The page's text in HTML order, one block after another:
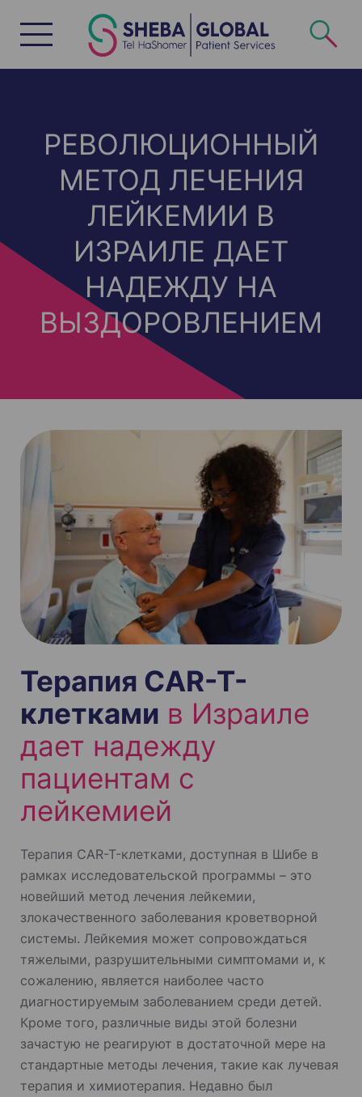
c
РЕВОЛЮЦИОННЫЙ
МЕТОД ЛЕЧЕНИЯ
ЛЕЙКЕМИИ В
ИЗРАИЛЕ ДАЕТ
НАДЕЖДУ НА
ВЫЗДОРОВЛЕНИЕМ
Терапия CAR-T-
клетками в Израиле
дает надежду
пациентам с
лейкемией
Терапия CAR-T-клетками, доступная в Шибе в
рамках исследовательской программы – это
новейший метод лечения лейкемии,
злокачественного заболевания кроветворной
системы. Лейкемия может сопровождаться
тяжелыми, разрушительными симптомами и, к
сожалению, является наиболее часто
диагностируемым заболеванием среди детей.
Кроме того, различные виды этой болезни
зачастую не реагируют в достаточной мере на
стандартные методы лечения, такие как лучевая
терапия и химиотерапия. Недавно был